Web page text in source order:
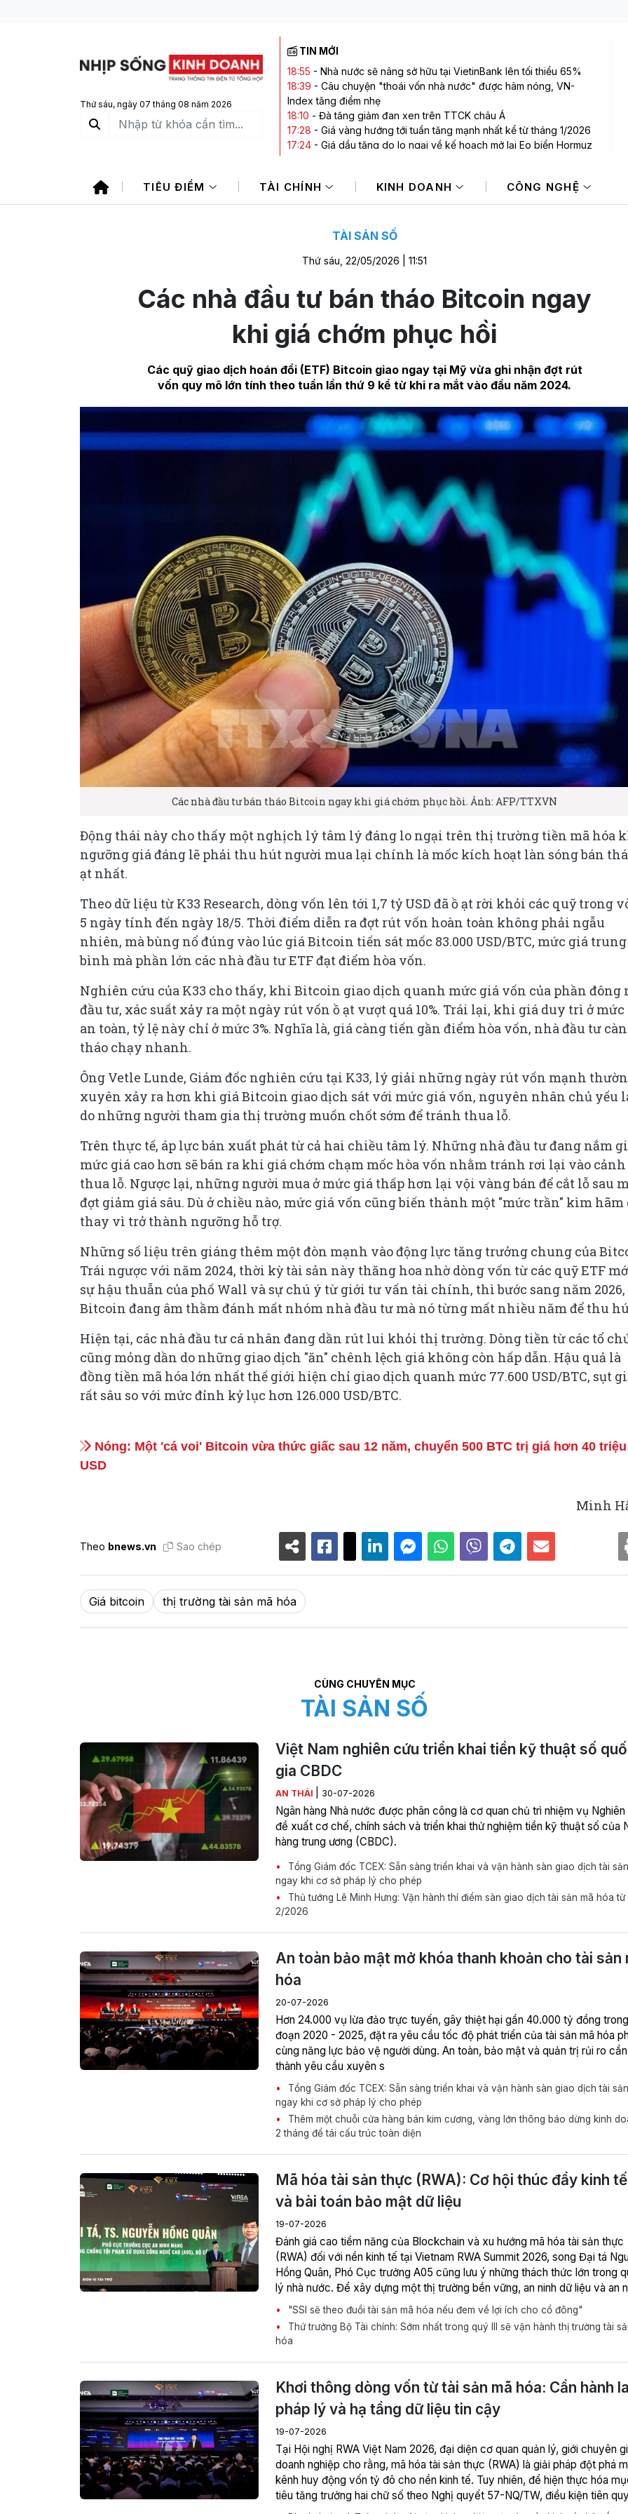
Thứ sáu, ngày 07 tháng 08 năm 2026
TIN MỚI
18:55 - Nhà nước sẽ nâng sở hữu tại VietinBank lên tối thiểu 65%
18:39 - Câu chuyện "thoái vốn nhà nước" được hâm nóng, VN-
Index tăng điểm nhẹ
18:10 - Đà tăng giảm đan xen trên TTCK châu Á
17:28 - Giá vàng hướng tới tuần tăng mạnh nhất kể từ tháng 1/2026
17:24 - Giá dầu tăng do lo ngại về kế hoạch mở lại Eo biển Hormuz
TIÊU ĐIỂM TÀI CHÍNH KINH DOANH CÔNG NGHỆ
TÀI SẢN SỐ
Thứ sáu, 22/05/2026 | 11:51
Các nhà đầu tư bán tháo Bitcoin ngay
khi giá chớm phục hồi
Các quỹ giao dịch hoán đổi (ETF) Bitcoin giao ngay tại Mỹ vừa ghi nhận đợt rút
vốn quy mô lớn tính theo tuần lần thứ 9 kể từ khi ra mắt vào đầu năm 2024.
Các nhà đầu tư bán tháo Bitcoin ngay khi giá chớm phục hồi. Ảnh: AFP/TTXVN
Động thái này cho thấy một nghịch lý tâm lý đáng lo ngại trên thị trường tiền mã hóa
ngưỡng giá đáng lẽ phải thu hút người mua lại chính là mốc kích hoạt làn sóng bán
ạt nhất.
Theo dữ liệu từ K33 Research, dòng vốn lên tới 1,7 tỷ USD đã ồ ạt rời khỏi các quỹ trong
5 ngày tính đến ngày 18/5. Thời điểm diễn ra đợt rút vốn hoàn toàn không phải ngẫu
nhiên, mà bùng nổ đúng vào lúc giá Bitcoin tiến sát mốc 83.000 USD/BTC, mức giá trung
bình mà phần lớn các nhà đầu tư ETF đạt điểm hòa vốn.
Nghiên cứu của K33 cho thấy, khi Bitcoin giao dịch quanh mức giá vốn của phần đông
đầu tư, xác suất xảy ra một ngày rút vốn ồ ạt vượt quá 10%. Trái lại, khi giá duy trì ở mức
an toàn, tỷ lệ này chỉ ở mức 3%. Nghĩa là, giá càng tiến gần điểm hòa vốn, nhà đầu tư
tháo chạy nhanh.
Ông Vetle Lunde, Giám đốc nghiên cứu tại K33, lý giải những ngày rút vốn mạnh
xuyên xảy ra hơn khi giá Bitcoin giao dịch sát với mức giá vốn, nguyên nhân chủ yếu
do những người tham gia thị trường muốn chốt sớm để tránh thua lỗ.
Trên thực tế, áp lực bán xuất phát từ cả hai chiều tâm lý. Những nhà đầu tư đang nắm
mức giá cao hơn sẽ bán ra khi giá chớm chạm mốc hòa vốn nhằm tránh rơi lại vào cảnh
thua lỗ. Ngược lại, những người mua ở mức giá thấp hơn lại vội vàng bán để cắt lỗ sau
đợt giảm giá sâu. Dù ở chiều nào, mức giá vốn cũng biến thành một "mức trần" kìm hãm
thay vì trở thành ngưỡng hỗ trợ.
Những số liệu trên giáng thêm một đòn mạnh vào động lực tăng trưởng chung của
Trái ngược với năm 2024, thời kỳ tài sản này thăng hoa nhờ dòng vốn từ các quỹ ETF
sự hậu thuẫn của phố Wall và sự chú ý từ giới tư vấn tài chính, thì bước sang năm 2026,
Bitcoin đang âm thầm đánh mất nhóm nhà đầu tư mà nó từng mất nhiều năm để thu
Hiện tại, các nhà đầu tư cá nhân đang dần rút lui khỏi thị trường. Dòng tiền từ các tổ
cũng mỏng dần do những giao dịch "ăn" chênh lệch giá không còn hấp dẫn. Hậu quả là
đồng tiền mã hóa lớn nhất thế giới hiện chỉ giao dịch quanh mức 77.600 USD/BTC, sụt
rất sâu so với mức đỉnh kỷ lục hơn 126.000 USD/BTC.
Nóng: Một 'cá voi' Bitcoin vừa thức giấc sau 12 năm, chuyển 500 BTC trị giá hơn 40 triệu
USD
Minh
Theo bnews.vn Sao chép
Giá bitcoin thị trường tài sản mã hóa
CÙNG CHUYÊN MỤC
TÀI SẢN SỐ
Việt Nam nghiên cứu triển khai tiền kỹ thuật số
gia CBDC
AN THÁI 30-07-2026
Ngân hàng Nhà nước được phân công là cơ quan chủ trì nhiệm vụ Nghiên
đề xuất cơ chế, chính sách và triển khai thử nghiệm tiền kỹ thuật số của
hàng trung ương (CBDC).
Tổng Giám đốc TCEX: Sẵn sàng triển khai và vận hành sàn giao dịch tài
ngay khi cơ sở pháp lý cho phép
Thủ tướng Lê Minh Hưng: Vận hành thí điểm sàn giao dịch tài sản mã hóa từ
2/2026
20-07-2026
đoạn 2020 - 2025, đặt ra yêu cầu tốc độ phát triển của tài sản mã hóa
cùng năng lực bảo vệ người dùng. An toàn, bảo mật và quản trị rủi ro
thành yêu cầu xuyên s
Tổng Giám đốc TCEX: Sẵn sàng triển khai và vận hành sàn giao dịch tài
ngay khi cơ sở pháp lý cho phép
Thêm một chuỗi cửa hàng bán kim cương, vàng lớn thông báo dừng kinh
2 tháng để tái cấu trúc toàn diện
Mã hóa tài sản thực (RWA): Cơ hội thúc đẩy kinh
và bài toán bảo mật dữ liệu
19-07-2026
Đánh giá cao tiềm năng của Blockchain và xu hướng mã hóa tài sản thực
(RWA) đối với nền kinh tế tại Vietnam RWA Summit 2026, song Đại tá
Hồng Quân, Phó Cục trưởng A05 cũng lưu ý những thách thức lớn trong
lý nhà nước. Để xây dựng một thị trường bền vững, an ninh dữ liệu và an
kinh tế phải được đặt lên hàng đầu thông qua cơ chế phối hợp liên ngành
"SSI sẽ theo đuổi tài sản mã hóa nếu đem về lợi ích cho cổ đông"
Thứ trưởng Bộ Tài chính: Sớm nhất trong quý III sẽ vận hành thị trường tài
hóa
Khơi thông dòng vốn từ tài sản mã hóa: Cần hành
pháp lý và hạ tầng dữ liệu tin cậy
19-07-2026
doanh nghiệp cho rằng, mã hóa tài sản thực (RWA) là giải pháp đột phá
kênh huy động vốn tỷ đô cho nền kinh tế. Tuy nhiên, để hiện thực hóa
tiêu tăng trưởng hai chữ số theo Nghị quyết 57-NQ/TW, điều kiện tiên
là phải xây dựng một hạ tầng thị trường minh bạch, an toàn, cân bằng giữa